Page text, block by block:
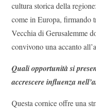
cultura storica della
come in Europa, firmando
Vecchia di Gerusalemme
convivono una accanto
Quali opportunità si
accrescere influenza
Questa cornice offre una